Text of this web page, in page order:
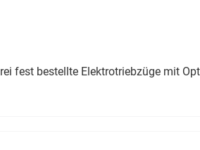
fest bestellte Elektrotriebzüge mit